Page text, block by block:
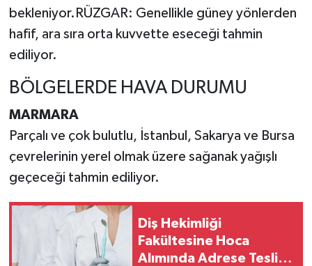
bekleniyor.RÜZGAR: Genellikle güney yönlerden
hafif, ara sıra orta kuvvette eseceği tahmin
ediliyor.
BÖLGELERDE HAVA DURUMU
MARMARA
Parçalı ve çok bulutlu, İstanbul, Sakarya ve Bursa
çevrelerinin yerel olmak üzere sağanak yağışlı
geçeceği tahmin ediliyor.
Diş Hekimliği
Fakültesine Hoca
Alımında Adrese Teslim